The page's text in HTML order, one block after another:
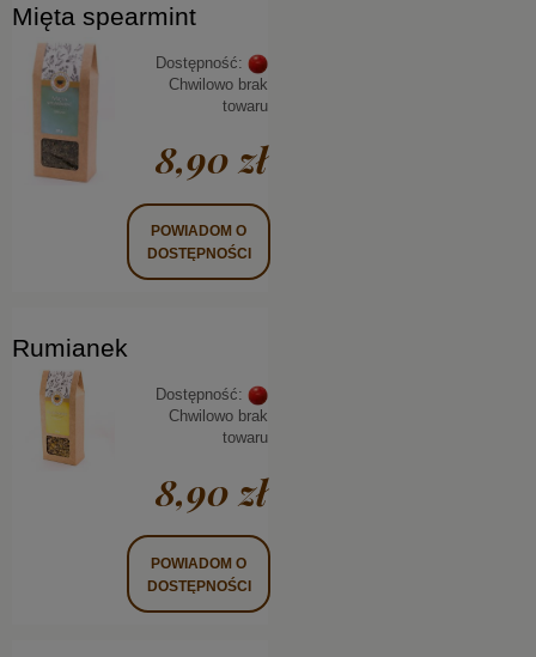
Mięta spearmint
Dostępność:
Chwilowo brak
towaru
8,90 zł
POWIADOM O
DOSTĘPNOŚCI
Rumianek
Dostępność:
Chwilowo brak
towaru
8,90 zł
POWIADOM O
DOSTĘPNOŚCI